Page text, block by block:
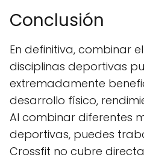
Conclusión
En definitiva, combinar
disciplinas deportivas
extremadamente
desarrollo físico,
Al combinar diferentes
deportivas, puedes
Crossfit no cubre